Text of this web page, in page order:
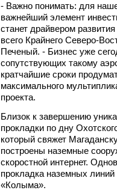
- Важно понимать: для
важнейший элемент
станет драйвером
всего Крайнего Северо-
Печеный. - Бизнес уже
сопутствующих такому
кратчайшие сроки
максимального
проекта.
Близок к завершению
прокладки по дну
который свяжет
построены наземные
скоростной интернет.
прокладка наземных
«Колыма».